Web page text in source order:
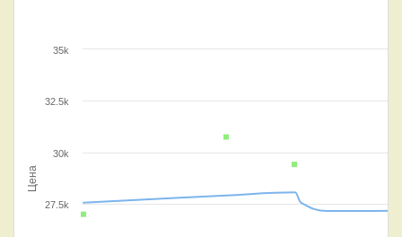
Цена
27.5k
30k
32.5k
35k